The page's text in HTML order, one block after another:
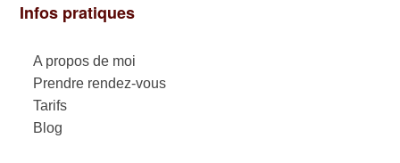
Infos pratiques
A propos de moi
Prendre rendez-vous
Tarifs
Blog